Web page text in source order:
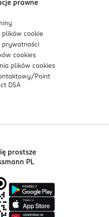
prawne
plikówcookie
prywatności
cookies
plikówcookies
Point
DSA
prostsze
PL